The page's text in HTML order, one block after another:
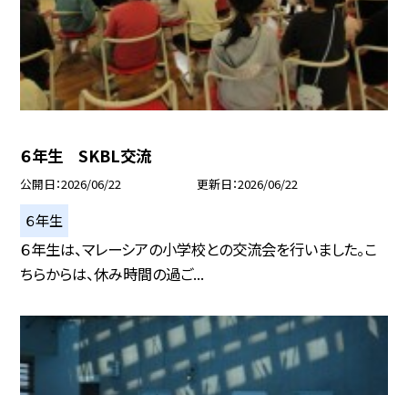
６年生 SKBL交流
公開日 2026/06/22 更新日 2026/06/22
６年生
６年生は、マレーシアの小学校との交流会を行いました。こ
ちらからは、休み時間の過ご...